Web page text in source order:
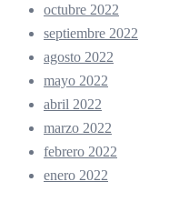
octubre 2022
septiembre 2022
agosto 2022
mayo 2022
abril 2022
marzo 2022
febrero 2022
enero 2022